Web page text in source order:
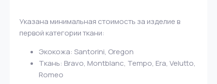
Указана минимальная стоимость за изделие в
первой категории ткани:
Экокожа: Santorini, Oregon
Ткань: Bravo, Montblanc, Tempo, Era, Velutto,
Romeo